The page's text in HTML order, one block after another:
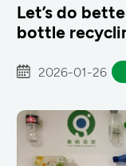
Let’s do
bottle
2026-01-26